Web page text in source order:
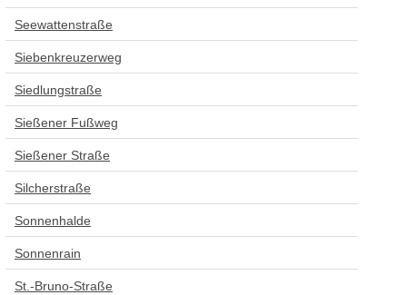
Seewattenstraße
Siebenkreuzerweg
Siedlungstraße
Sießener Fußweg
Sießener Straße
Silcherstraße
Sonnenhalde
Sonnenrain
St.-Bruno-Straße